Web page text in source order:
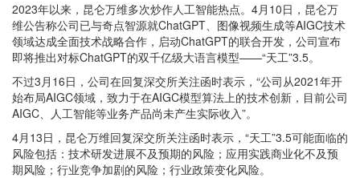
2023年以来，昆仑万维多次炒作人工智能热点。4月10日，昆仑万
维公告称公司已与奇点智源就ChatGPT、图像视频生成等AIGC技术
领域达成全面技术战略合作，启动ChatGPT的联合开发，公司宣布
即将推出对标ChatGPT的双千亿级大语言模型——“天工”3.5。
不过3月16日，公司在回复深交所关注函时表示，“公司从2021年开
始布局AIGC领域，致力于在AIGC模型算法上的技术创新，目前公司
AIGC、人工智能等业务产品尚未产生实际收入”。
4月13日，昆仑万维回复深交所关注函时表示，“天工”3.5可能面临的
风险包括：技术研发进展不及预期的风险；应用实践商业化不及预
期风险；行业竞争加剧的风险；行业政策变化风险。